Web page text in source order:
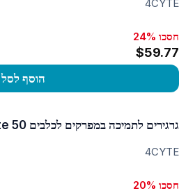
4CYTE
חסכו 24%
$59.77
הוסף לסל
גרגירים לתמיכה במפרקים לכלבים 4Cyte 50 גרם
4CYTE
חסכו 20%